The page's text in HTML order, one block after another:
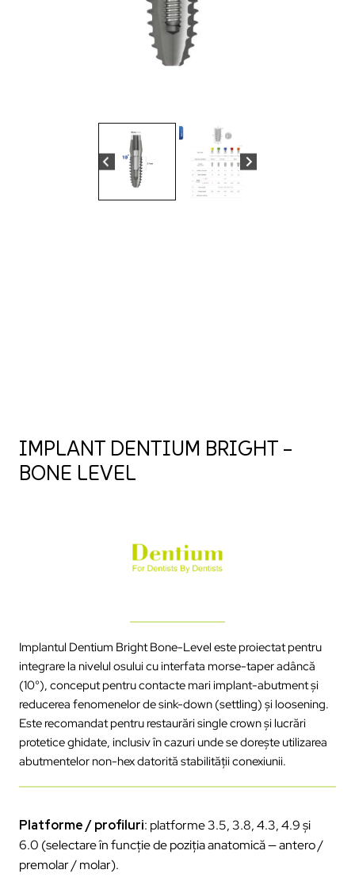
IMPLANT DENTIUM BRIGHT –
BONE LEVEL
Implantul Dentium Bright Bone-Level este proiectat pentru
integrare la nivelul osului cu interfata morse-taper adâncă
(10°), conceput pentru contacte mari implant-abutment și
reducerea fenomenelor de sink-down (settling) și loosening.
Este recomandat pentru restaurări single crown și lucrări
protetice ghidate, inclusiv în cazuri unde se dorește utilizarea
abutmentelor non-hex datorită stabilității conexiunii.
Platforme / profiluri: platforme 3.5, 3.8, 4.3, 4.9 şi
6.0 (selectare în funcţie de poziția anatomică — antero /
premolar / molar).